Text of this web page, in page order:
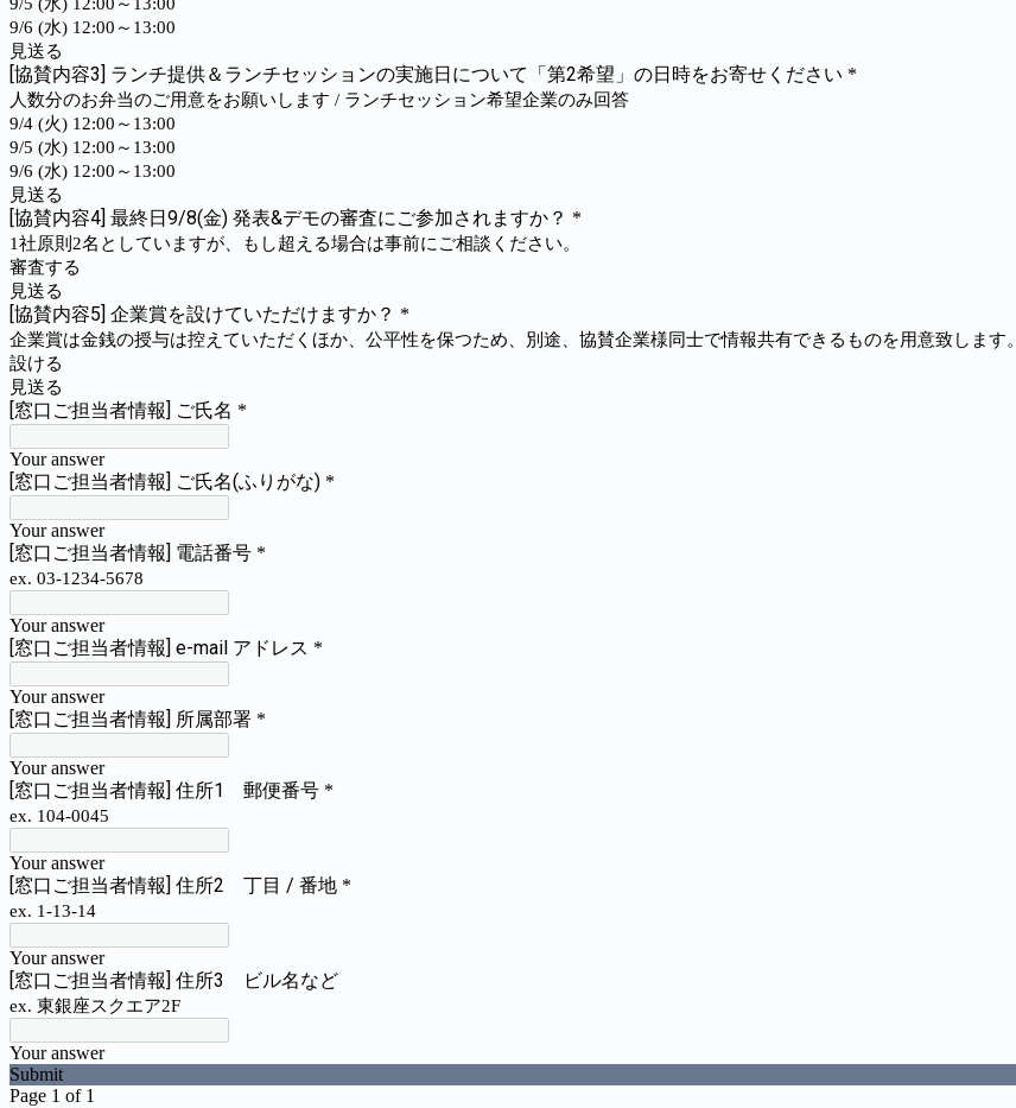
9/6 (水) 12:00～13:00
見送る
[協賛内容3] ランチ提供＆ランチセッションの実施日について「第2希望」の日時をお寄せください *
人数分のお弁当のご用意をお願いします / ランチセッション希望企業のみ回答
9/4 (火) 12:00～13:00
9/5 (水) 12:00～13:00
9/6 (水) 12:00～13:00
見送る
[協賛内容4] 最終日9/8(金) 発表&デモの審査にご参加されますか？ *
1社原則2名としていますが、もし超える場合は事前にご相談ください。
審査する
見送る
[協賛内容5] 企業賞を設けていただけますか？ *
企業賞は金銭の授与は控えていただくほか、公平性を保つため、別途、協賛企業様同士で情報共有できるものを用意致します。
設ける
見送る
[窓口ご担当者情報] ご氏名 *
Your answer
[窓口ご担当者情報] ご氏名(ふりがな) *
Your answer
[窓口ご担当者情報] 電話番号 *
ex. 03-1234-5678
Your answer
[窓口ご担当者情報] e-mail アドレス *
Your answer
[窓口ご担当者情報] 所属部署 *
Your answer
[窓口ご担当者情報] 住所1 郵便番号 *
ex. 104-0045
Your answer
[窓口ご担当者情報] 住所2 丁目 / 番地 *
ex. 1-13-14
Your answer
[窓口ご担当者情報] 住所3 ビル名など
ex. 東銀座スクエア2F
Your answer
Submit
Page 1 of 1